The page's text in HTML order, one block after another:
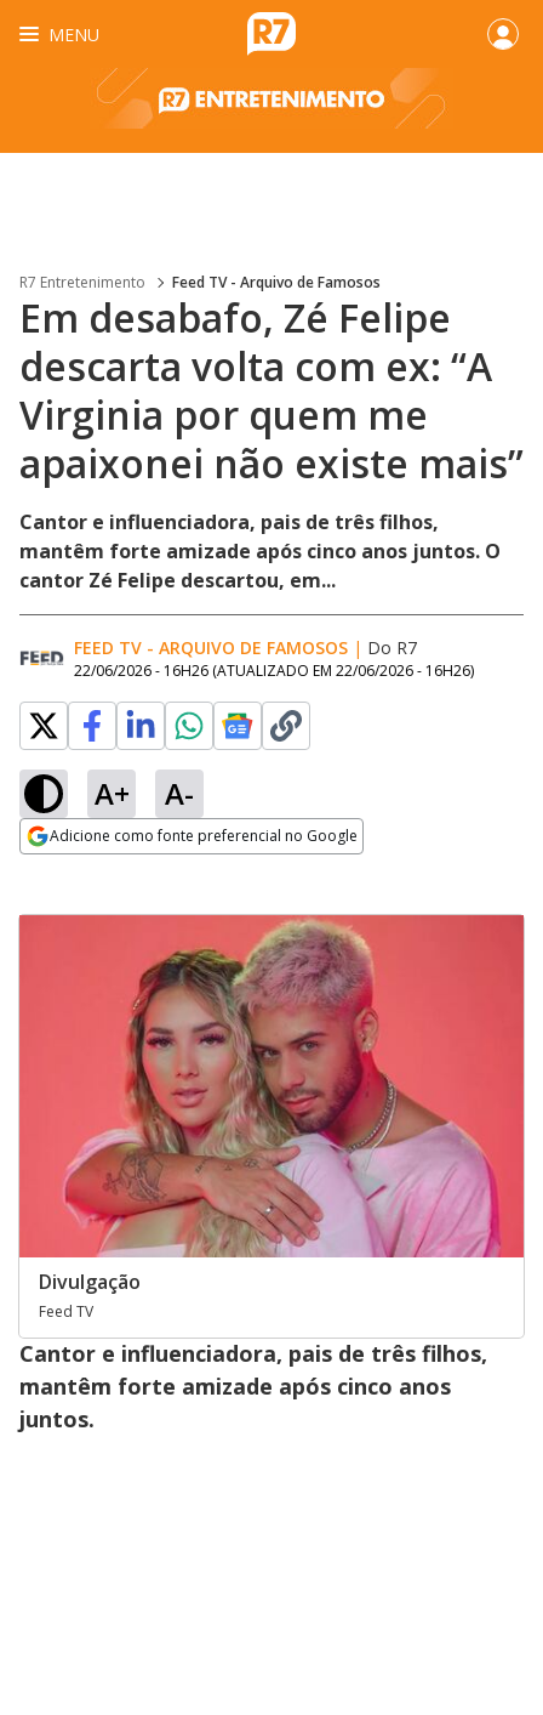
MENU
R7 Entretenimento Feed TV - Arquivo de Famosos
Em desabafo, Zé Felipe
descarta volta com ex: “A
Virginia por quem me
apaixonei não existe mais”
Cantor e influenciadora, pais de três filhos,
mantêm forte amizade após cinco anos juntos. O
cantor Zé Felipe descartou, em...
FEED TV - ARQUIVO DE FAMOSOS | Do R7
22/06/2026 - 16H26 (ATUALIZADO EM 22/06/2026 - 16H26)
A+ A-
Adicione como fonte preferencial no Google
Divulgação
Feed TV
Cantor e influenciadora, pais de três filhos,
mantêm forte amizade após cinco anos
juntos.